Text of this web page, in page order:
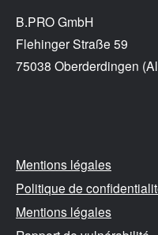
B.PRO GmbH
Flehinger Straße 59
75038 Oberderdingen
Mentions légales
Politique de
Mentions légales